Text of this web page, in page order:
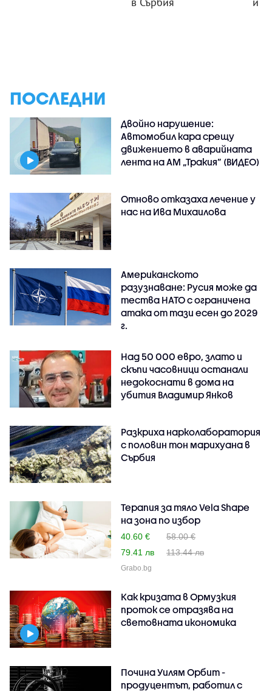
ПОСЛЕДНИ
Двойно нарушение:
Автомобил кара срещу
движението в аварийната
лента на АМ „Тракия” (ВИДЕО)
Отново отказаха лечение у
нас на Ива Михаилова
Американското
разузнаване: Русия може да
тества НАТО с ограничена
атака от тази есен до 2029
г.
Над 50 000 евро, злато и
скъпи часовници останали
недокоснати в дома на
убития Владимир Янков
Разкриха нарколаборатория
с половин тон марихуана в
Сърбия
Терапия за тяло Vela Shape
на зона по избор
40.60 €
58.00 €
79.41 лв
113.44 лв
Grabo.bg
Как кризата в Ормузкия
проток се отразява на
световната икономика
Почина Уилям Орбит -
продуцентът, работил с